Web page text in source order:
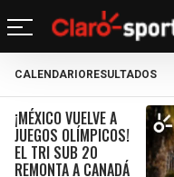
FÚTBOL
MUNDIAL 2026
FÚTBOL INTERNACIONAL
CHAMPIONS LEAGUE
MOTOR
FÓRMULA 1
NFL
BILLS
NBA
CELTICS
BÉISBOL
MEXICANO
OTROS DEPORTES
CICLISMO
ACTUALIDAD
TENDENCIAS
CALENDARIO RESULTADOS
¡MÉXICO VUELVE A
JUEGOS OLÍMPICOS!
EL TRI SUB 20
REMONTA A CANADÁ